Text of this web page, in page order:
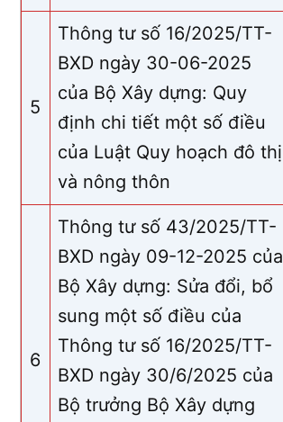
5
Thông tư số 16/2025/TT-
BXD ngày 30-06-2025
của Bộ Xây dựng: Quy
định chi tiết một số điều
của Luật Quy hoạch đô thị
và nông thôn
6
Thông tư số 43/2025/TT-
BXD ngày 09-12-2025 của
Bộ Xây dựng: Sửa đổi, bổ
sung một số điều của
Thông tư số 16/2025/TT-
BXD ngày 30/6/2025 của
Bộ trưởng Bộ Xây dựng